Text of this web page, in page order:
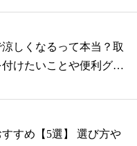
しくなるって本当？取
けたいことや便利グッ
すめ【5選】 選び方や